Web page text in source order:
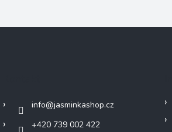
info@jasminkashop.cz
+420 739 002 422